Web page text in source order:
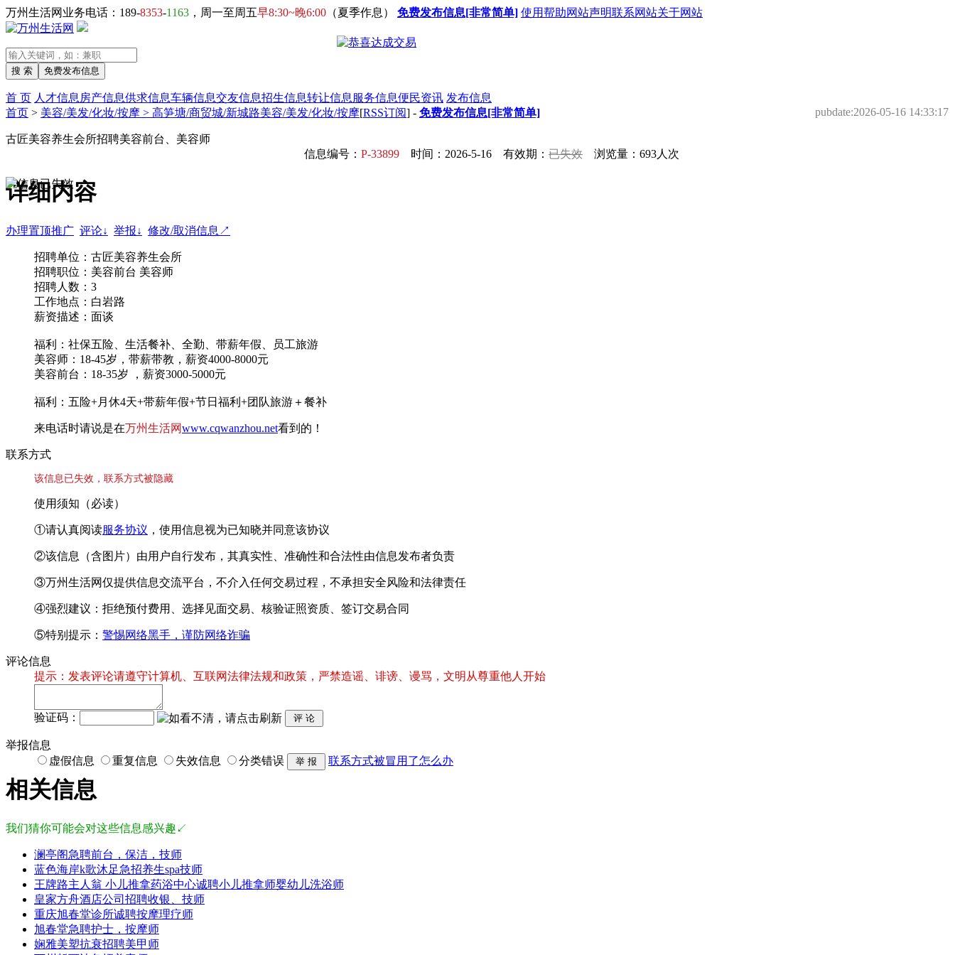
万州生活网业务电话：189-8353-1163 ，周一至周五早8:30~晚6:00 （夏季作息） 免费发布信息[非常简单] 使用帮助网站声明联系网站关于网站
首 页 人才信息 房产信息供求信息车辆信息交友信息招生信息转让信息 服务信息便民资讯 发布信息
首页 > 美容/美发/化妆/按摩 > 高笋塘/商贸城/新城路美容/美发/化妆/按摩[RSS订阅] - 免费发布信息[非常简单] pubdate:2026-05-16 14:33:17
古匠美容养生会所招聘美容前台、美容师
信息编号： P-33899 时间：2026-5-16 有效期： 已失效 浏览量：693人次
详细内容
办理置顶推广 评论↓ 举报↓ 修改/取消信息↗
招聘单位：古匠美容养生会所
招聘职位：美容前台 美容师
招聘人数：3
工作地点：白岩路
薪资描述：面谈
福利：社保五险、生活餐补、全勤、带薪年假、员工旅游
美容师：18-45岁，带薪带教，薪资4000-8000元
美容前台：18-35岁 ，薪资3000-5000元
福利：五险+月休4天+带薪年假+节日福利+团队旅游＋餐补
来电话时请说是在万州生活网www.cqwanzhou.net看到的！
联系方式
该信息已失效，联系方式被隐藏
使用须知（必读）
①请认真阅读服务协议 ，使用信息视为已知晓并同意该协议
②该信息（含图片）由用户自行发布，其真实性、准确性和合法性由信息发布者负责
③万州生活网仅提供信息交流平台，不介入任何交易过程，不承担安全风险和法律责任
④强烈建议：拒绝预付费用、选择见面交易、核验证照资质、签订交易合同
⑤特别提示： 警惕网络黑手，谨防网络诈骗
评论信息
提示：发表评论请遵守计算机、互联网法律法规和政策，严禁造谣、诽谤、谩骂，文明从尊重他人开始
验证码：
举报信息
虚假信息
重复信息 失效信息 分类错误 联系方式被冒用了怎么办
相关信息
我们猜你可能会对这些信息感兴趣↙
澜亭阁急聘前台，保洁，技师
蓝色海岸k歌沐足急招养生spa技师
王牌路主人翁 小儿推拿药浴中心诚聘小儿推拿师婴幼儿洗浴师
皇家方舟酒店公司招聘收银、技师
重庆旭春堂诊所诚聘按摩理疗师
旭春堂急聘护士，按摩师
娴雅美塑抗衰招聘美甲师